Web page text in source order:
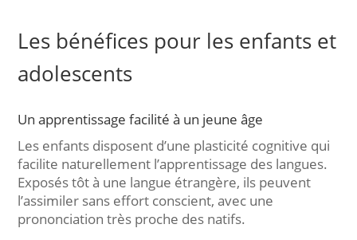
Les bénéfices pour les enfants et
adolescents
Un apprentissage facilité à un jeune âge
Les enfants disposent d’une plasticité cognitive qui
facilite naturellement l’apprentissage des langues.
Exposés tôt à une langue étrangère, ils peuvent
l’assimiler sans effort conscient, avec une
prononciation très proche des natifs.